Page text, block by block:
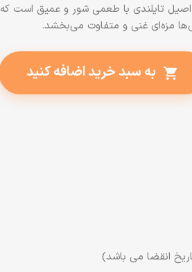
یک چاشنی اصیل تایلندی با طعمی شور و عمیق است که
مزه‌ای غنی و متفاوت می‌بخشد.
shopping_cart به سبد خرید اضافه کنید
انقضا می باشد)